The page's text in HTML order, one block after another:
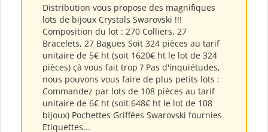
Distribution vous propose des magnifiques
lots de bijoux Crystals Swarovski !!!
Composition du lot : 270 Colliers, 27
Bracelets, 27 Bagues Soit 324 pièces au tarif
unitaire de 5€ ht (soit 1620€ ht le lot de 324
pièces) çà vous fait trop ? Pas d'inquiétudes,
nous pouvons vous faire de plus petits lots :
Commandez par lots de 108 pièces au tarif
unitaire de 6€ ht (soit 648€ ht le lot de 108
bijoux) Pochettes Griffées Swarovski fournies
Etiquettes...